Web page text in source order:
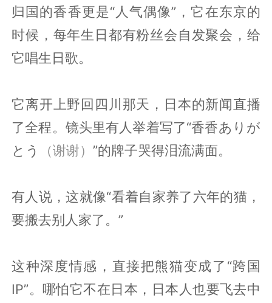
归国的香香更是“人气偶像”，它在东京的
时候，每年生日都有粉丝会自发聚会，给
它唱生日歌。
它离开上野回四川那天，日本的新闻直播
了全程。镜头里有人举着写了“香香ありが
とう
（谢谢）”的牌子哭得泪流满面。
有人说，这就像“看着自家养了六年的猫，
要搬去别人家了。”
这种深度情感，直接把熊猫变成了“跨国
IP”。哪怕它不在日本，日本人也要飞去中